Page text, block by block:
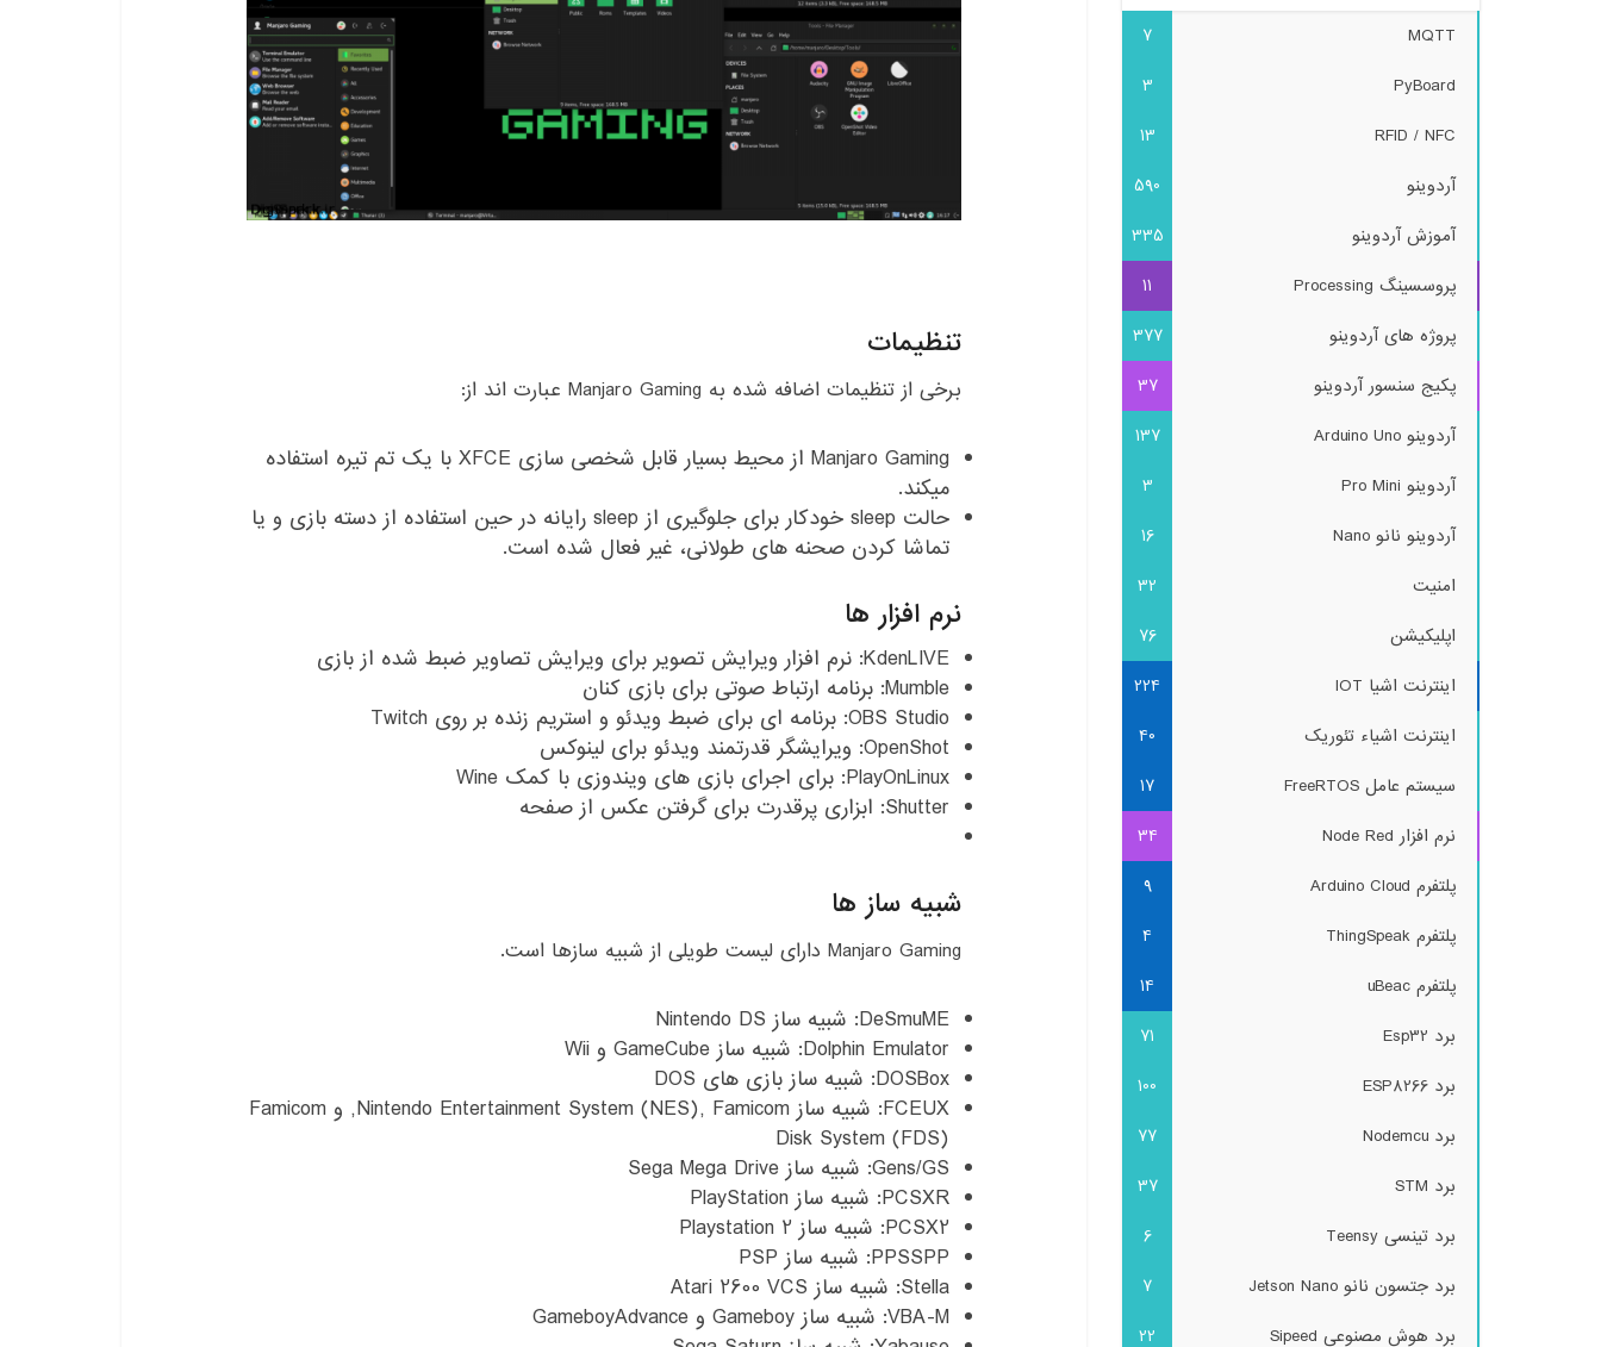
تنظیمات
برخی از تنظیمات اضافه شده به Manjaro Gaming عبارت اند از:
Manjaro Gaming از محیط بسیار قابل شخصی سازی XFCE با یک تم تیره استفاده
میکند.
حالت sleep خودکار برای جلوگیری از sleep رایانه در حین استفاده از دسته بازی و یا
تماشا کردن صحنه های طولانی، غیر فعال شده است.
نرم افزار ها
KdenLIVE: نرم افزار ویرایش تصویر برای ویرایش تصاویر ضبط شده از بازی
Mumble: برنامه ارتباط صوتی برای بازی کنان
OBS Studio: برنامه ای برای ضبط ویدئو و استریم زنده بر روی Twitch
OpenShot: ویرایشگر قدرتمند ویدئو برای لینوکس
PlayOnLinux: برای اجرای بازی های ویندوزی با کمک Wine
Shutter: ابزاری پرقدرت برای گرفتن عکس از صفحه
شبیه ساز ها
Manjaro Gaming دارای لیست طویلی از شبیه سازها است.
DeSmuME: شبیه ساز Nintendo DS
Dolphin Emulator: شبیه ساز GameCube و Wii
DOSBox: شبیه ساز بازی های DOS
FCEUX: شبیه ساز Nintendo Entertainment System (NES), Famicom, و Famicom
Disk System (FDS)
Gens/GS: شبیه ساز Sega Mega Drive
PCSXR: شبیه ساز PlayStation
PCSX2: شبیه ساز Playstation 2
PPSSPP: شبیه ساز PSP
Stella: شبیه ساز Atari 2600 VCS
VBA-M: شبیه ساز Gameboy و GameboyAdvance
MQTT
7
PyBoard
3
RFID / NFC
13
آردوینو
590
آموزش آردوینو
335
پروسسینگ Processing
11
پروژه های آردوینو
377
پکیج سنسور آردوینو
37
آردوینو Arduino Uno
137
آردوینو Pro Mini
3
آردوینو نانو Nano
16
امنیت
32
اپلیکیشن
76
اینترنت اشیا IOT
224
اینترنت اشیاء تئوریک
40
سیستم عامل FreeRTOS
17
نرم افزار Node Red
34
پلتفرم Arduino Cloud
9
پلتفرم ThingSpeak
4
پلتفرم uBeac
14
برد Esp32
71
برد ESP8266
100
برد Nodemcu
77
برد STM
37
برد تینسی Teensy
6
برد جتسون نانو Jetson Nano
7
برد هوش مصنوعی Sipeed
22